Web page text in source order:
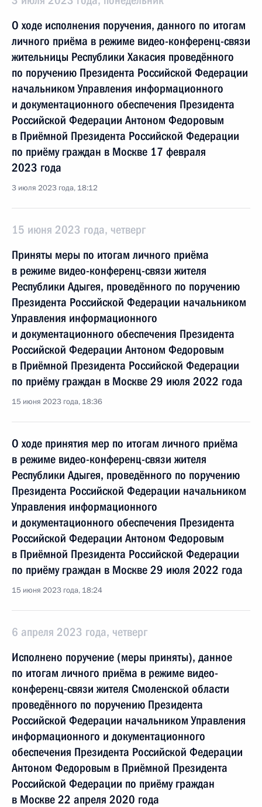
О ходе исполнения поручения, данного по итогам
личного приёма в режиме видео-конференц-связи
жительницы Республики Хакасия проведённого
по поручению Президента Российской Федерации
начальником Управления информационного
и документационного обеспечения Президента
Российской Федерации Антоном Федоровым
в Приёмной Президента Российской Федерации
по приёму граждан в Москве 17 февраля
2023 года
3 июля 2023 года, 18:12
15 июня 2023 года, четверг
Приняты меры по итогам личного приёма
в режиме видео-конференц-связи жителя
Республики Адыгея, проведённого по поручению
Президента Российской Федерации начальником
Управления информационного
и документационного обеспечения Президента
Российской Федерации Антоном Федоровым
в Приёмной Президента Российской Федерации
по приёму граждан в Москве 29 июля 2022 года
15 июня 2023 года, 18:36
О ходе принятия мер по итогам личного приёма
в режиме видео-конференц-связи жителя
Республики Адыгея, проведённого по поручению
Президента Российской Федерации начальником
Управления информационного
и документационного обеспечения Президента
Российской Федерации Антоном Федоровым
в Приёмной Президента Российской Федерации
по приёму граждан в Москве 29 июля 2022 года
15 июня 2023 года, 18:24
6 апреля 2023 года, четверг
Исполнено поручение (меры приняты), данное
по итогам личного приёма в режиме видео-
конференц-связи жителя Смоленской области
проведённого по поручению Президента
Российской Федерации начальником Управления
информационного и документационного
обеспечения Президента Российской Федерации
Антоном Федоровым в Приёмной Президента
Российской Федерации по приёму граждан
в Москве 22 апреля 2020 года